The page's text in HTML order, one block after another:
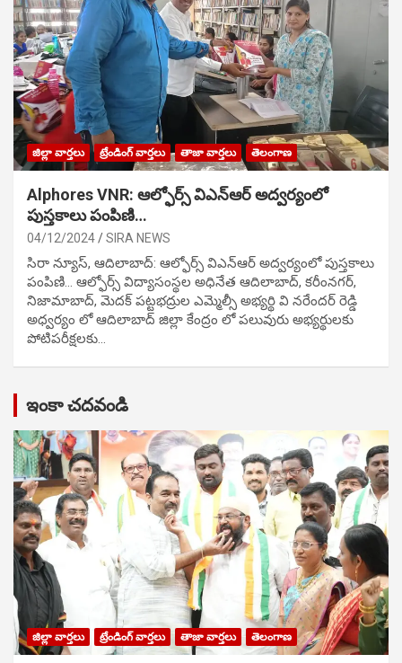
జిల్లా వార్తలు ట్రేండింగ్ వార్తలు తాజా వార్తలు తెలంగాణ
Alphores VNR: ఆల్ఫోర్స్ విఎన్ఆర్ అద్వర్యంలో
పుస్తకాలు పంపిణి…
04/12/2024 SIRA NEWS
సిరా న్యూస్, ఆదిలాబాద్: ఆల్ఫోర్స్ విఎన్ఆర్ అద్వర్యంలో పుస్తకాలు
పంపిణి… ఆల్ఫోర్స్ విద్యాసంస్థల అధినేత ఆదిలాబాద్, కరీంనగర్,
నిజామాబాద్, మెదక్ పట్టభద్రుల ఎమ్మెల్సీ అభ్యర్థి వి నరేందర్ రెడ్డి
అధ్వర్యం లో ఆదిలాబాద్ జిల్లా కేంద్రం లో పలువురు అభ్యర్థులకు
పోటిప‌రీక్ష‌ల‌కు…
ఇంకా చదవండి
జిల్లా వార్తలు ట్రేండింగ్ వార్తలు తాజా వార్తలు తెలంగాణ